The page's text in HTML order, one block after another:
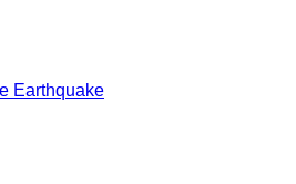
Earthquake